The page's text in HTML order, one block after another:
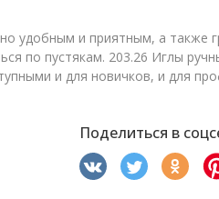
удобным и приятным, а также
по пустякам. 203.26 Иглы
и для новичков, и для
Поделиться в